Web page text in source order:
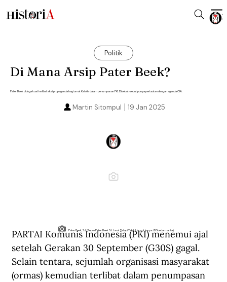
Politik
Di Mana Arsip Pater Beek?
Pater Beek diduga kuat terlibat aksi propaganda bagi umat Katolik dalam penumpasan PKI. Disebut-sebut punya pertautan dengan agenda CIA.
19 Jan 2025
Martin Sitompul
Pater Beek, SJ. (Repro Pater Beek SJ: Larut Tetapi Tidak Hanyut karya JB Soedarmanta).
PARTAI Komunis Indonesia (PKI) menemui ajal
setelah Gerakan 30 September (G30S) gagal.
Selain tentara, sejumlah organisasi masyarakat
(ormas) kemudian terlibat dalam penumpasan